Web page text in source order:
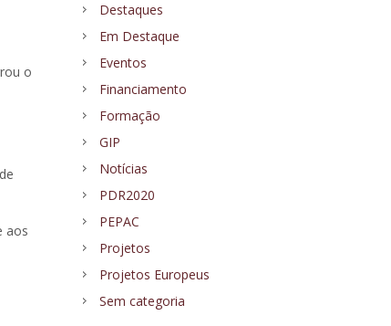
o
aos
Destaques
Em Destaque
Eventos
Financiamento
Formação
GIP
Notícias
PDR2020
PEPAC
Projetos
Projetos Europeus
Sem categoria